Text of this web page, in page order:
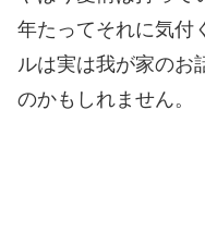
年たってそれに気付
ルは実は我が家のお
のかもしれません。